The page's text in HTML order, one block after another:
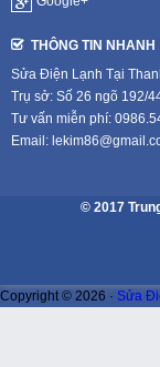
THÔNG TIN NHANH
Sửa Điện Lạnh Tại
Trụ sở: Số 26 ngõ 192/
Tư vấn miễn phí:
Email:
© 2017
Copyright © 2026 · Sửa